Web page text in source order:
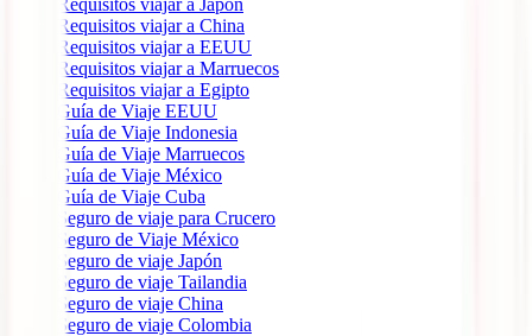
Requisitos viajar a China
Requisitos viajar a EEUU
Requisitos viajar a Marruecos
Requisitos viajar a Egipto
Guía de Viaje EEUU
Guía de Viaje Indonesia
Guía de Viaje Marruecos
Guía de Viaje México
Guía de Viaje Cuba
Seguro de viaje para Crucero
Seguro de Viaje México
Seguro de viaje Japón
Seguro de viaje Tailandia
Seguro de viaje China
Seguro de viaje Colombia